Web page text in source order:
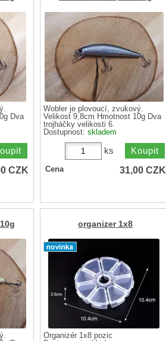
Dva
CZK
Wobler je plovoucí, zvukový.
Velikost 9,8cm Hmotnost 10g Dva
trojháčky velikosti 6.
Dostupnost: skladem
ks
Cena 31,00 CZK
organizer 1x8
Organizér 1x8 pozic